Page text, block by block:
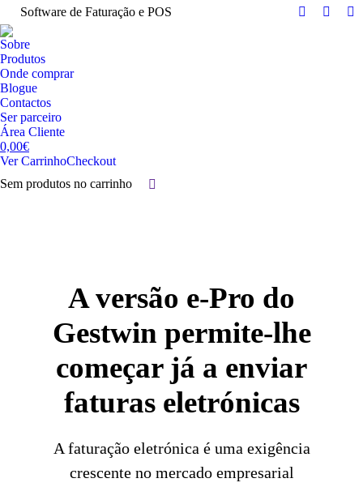
Software de Faturação e POS
Facebook
Sobre
Produtos
Onde comprar
Blogue
Contactos
Ser parceiro
Área Cliente
0,00€
Ver CarrinhoCheckout
Sem produtos no carrinho
Search:
A versão e-Pro do
Gestwin permite-lhe
começar já a enviar
faturas eletrónicas
A faturação eletrónica é uma exigência
crescente no mercado empresarial